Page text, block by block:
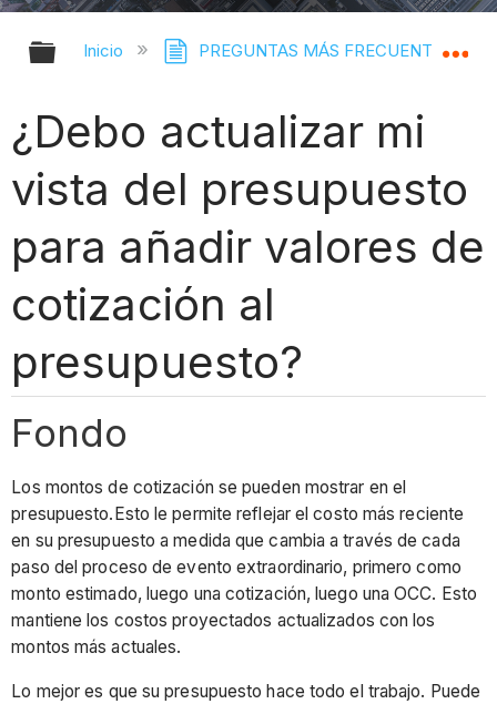
Expandir/contraer jerarquía global
Inicio PREGUNTAS MÁS FRECUENTES
¿Debo actualizar mi
vista del presupuesto
para añadir valores de
cotización al
presupuesto?
Fondo
Los montos de cotización se pueden mostrar en el
presupuesto.Esto le permite reflejar el costo más reciente
en su presupuesto a medida que cambia a través de cada
paso del proceso de evento extraordinario, primero como
monto estimado, luego una cotización, luego una OCC. Esto
mantiene los costos proyectados actualizados con los
montos más actuales.
Lo mejor es que su presupuesto hace todo el trabajo. Puede